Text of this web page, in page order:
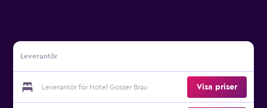
Leverantör
Leverantör för Hotel Gosser Brau Visa priser